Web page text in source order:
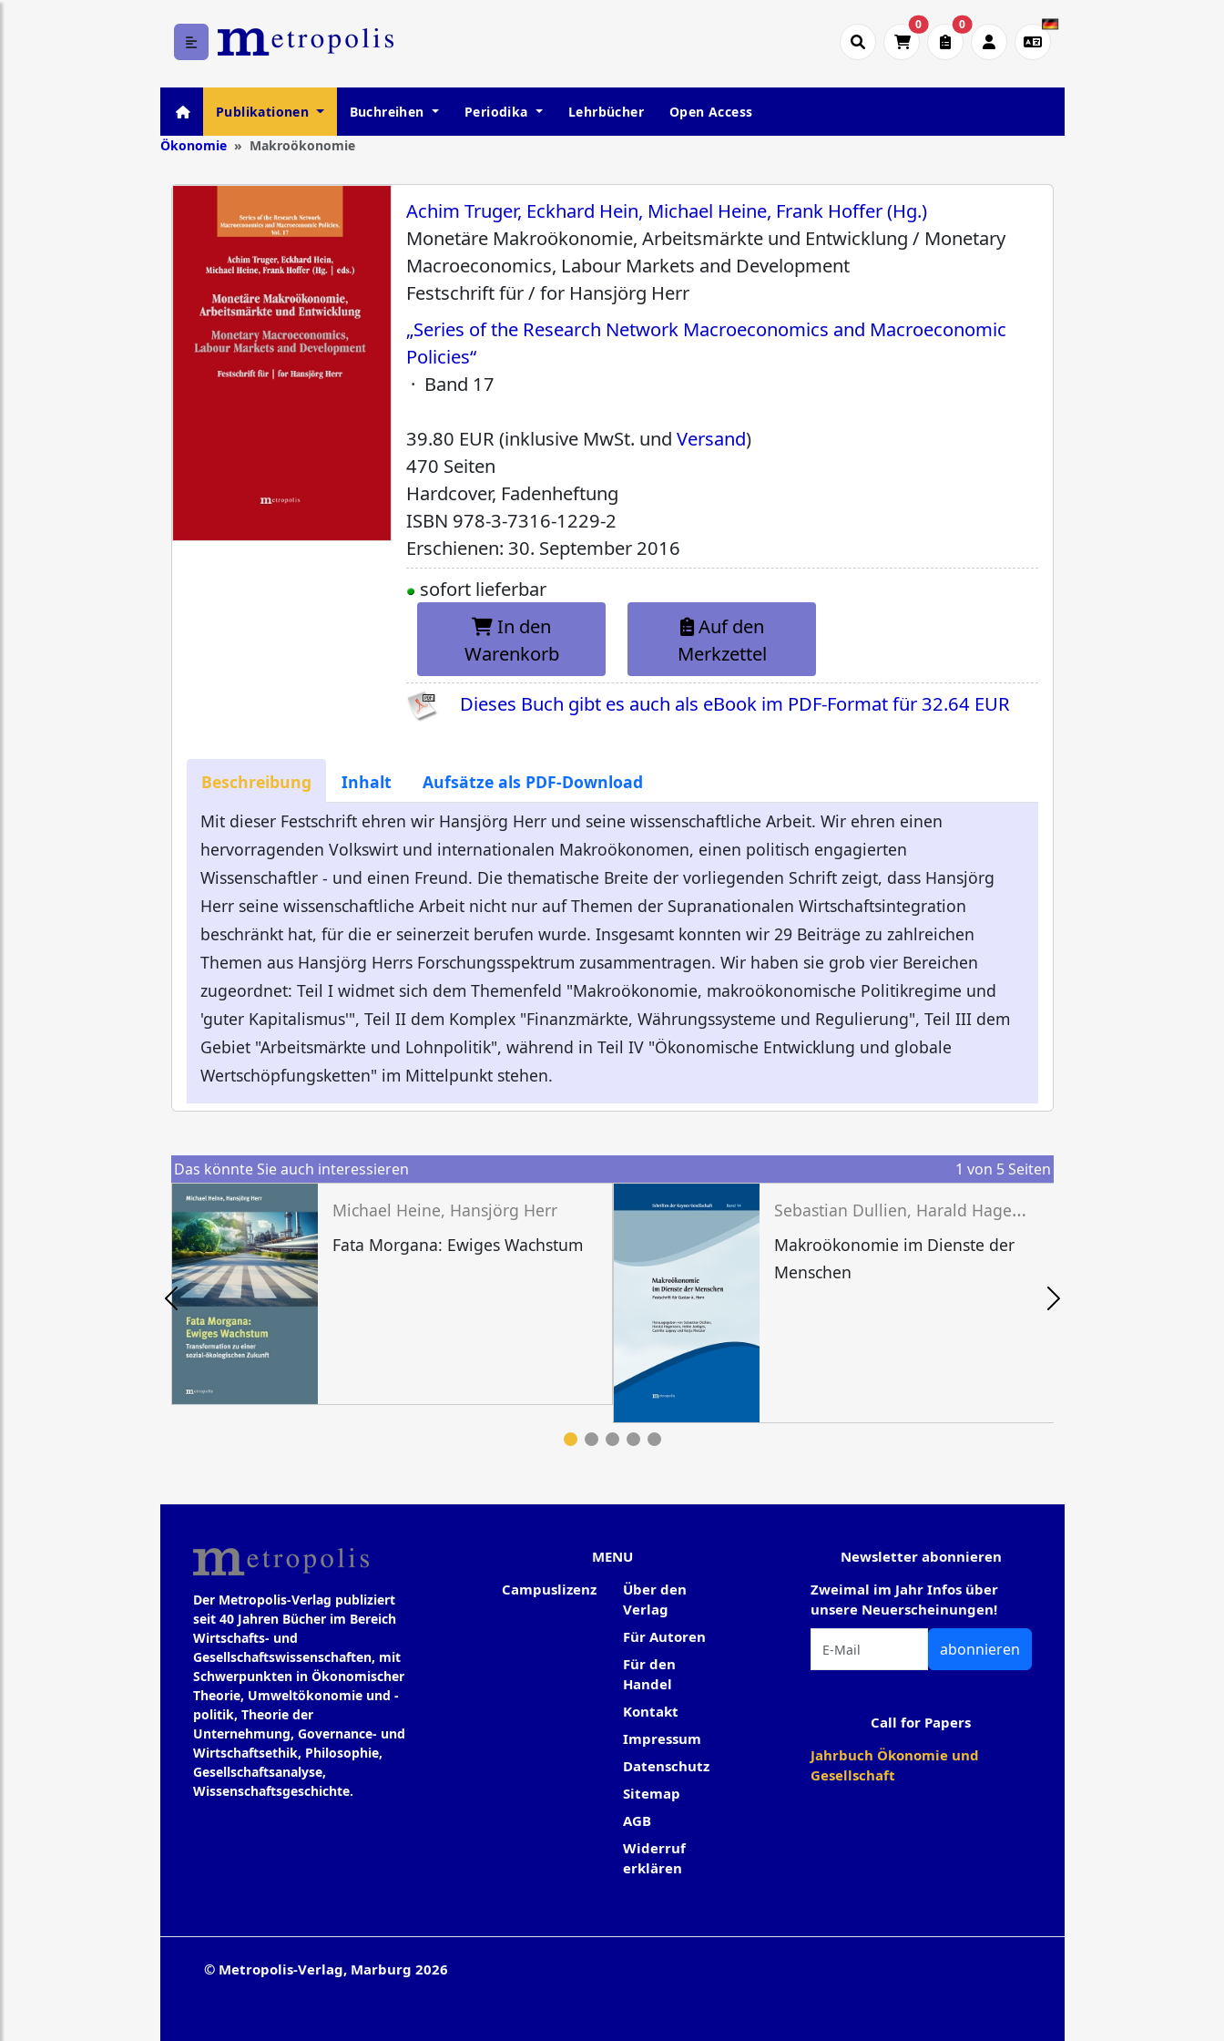
0 0
Publikationen Buchreihen Periodika Lehrbücher
Open Access
Ökonomie
Makroökonomie
Achim Truger, Eckhard Hein, Michael Heine, Frank Hoffer (Hg.)
Monetäre Makroökonomie, Arbeitsmärkte und Entwicklung / Monetary
Macroeconomics, Labour Markets and Development
Festschrift für / for Hansjörg Herr
„Series of the Research Network Macroeconomics and Macroeconomic
Policies“
· Band 17
39.80 EUR (inklusive MwSt. undVersand)
470 Seiten
Hardcover, Fadenheftung
ISBN 978-3-7316-1229-2
Erschienen: 30. September 2016
sofort lieferbar
In den
Warenkorb
Auf den
Merkzettel
Dieses Buch gibt es auch als eBook im PDF-Format für32.64 EUR
Beschreibung Inhalt
Aufsätze als PDF-Download
Mit dieser Festschrift ehren wir Hansjörg Herr und seine wissenschaftliche Arbeit. Wir ehren einen
hervorragenden Volkswirt und internationalen Makroökonomen, einen politisch engagierten
Wissenschaftler - und einen Freund. Die thematische Breite der vorliegenden Schrift zeigt, dass Hansjörg
Herr seine wissenschaftliche Arbeit nicht nur auf Themen der Supranationalen Wirtschaftsintegration
beschränkt hat, für die er seinerzeit berufen wurde. Insgesamt konnten wir 29 Beiträge zu zahlreichen
Themen aus Hansjörg Herrs Forschungsspektrum zusammentragen. Wir haben sie grob vier Bereichen
zugeordnet: Teil I widmet sich dem Themenfeld "Makroökonomie, makroökonomische Politikregime und
'guter Kapitalismus'", Teil II dem Komplex "Finanzmärkte, Währungssysteme und Regulierung", Teil III dem
Gebiet "Arbeitsmärkte und Lohnpolitik", während in Teil IV "Ökonomische Entwicklung und globale
Wertschöpfungsketten" im Mittelpunkt stehen.
Das könnte Sie auch interessieren 1 von 5Seiten
Michael Heine, Hansjörg Herr
Fata Morgana: Ewiges Wachstum
S
ebastian Dullien, Harald Hagemann, Heike Joebges, Camille Logeay, Katja Rietzler (Hg.)
Makroökonomie im Dienste der
Menschen
Der Metropolis-Verlag publiziert
seit 40 Jahren Bücher im Bereich
Wirtschafts- und
Gesellschaftswissenschaften, mit
Schwerpunkten in Ökonomischer
Theorie, Umweltökonomie und -
politik, Theorie der
Unternehmung, Governance- und
Wirtschaftsethik, Philosophie,
Gesellschaftsanalyse,
Wissenschaftsgeschichte.
MENU
Campuslizenz
Über den
Verlag
Für Autoren
Für den
Handel
Kontakt
Impressum
Datenschutz
Sitemap
AGB
Widerruf
erklären
Newsletter abonnieren
Zweimal im Jahr Infos über
unsere Neuerscheinungen!
abonnieren
Call for Papers
Jahrbuch Ökonomie und
Gesellschaft
© Metropolis-Verlag, Marburg 2026